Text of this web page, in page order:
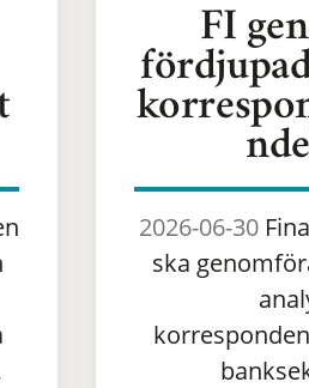
FI
2026-06-30
ska